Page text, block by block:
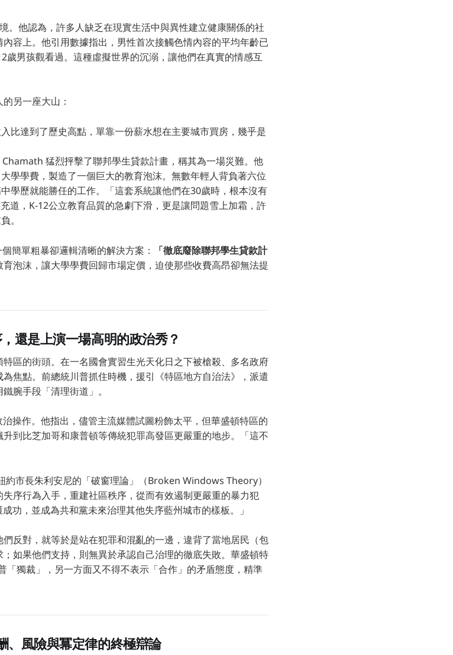
。他認為，許多人缺乏在現實生活中與異性建立健康關係的社
容上。他引用數據指出，男性首次接觸色情內容的平均年齡已
歲男孩觀看過。這種虛擬世界的沉溺，讓他們在真實的情感互
另一座大山：
比達到了歷史高點，單靠一份薪水想在主要城市買房，幾乎是
猛烈抨擊了聯邦學生貸款計畫，稱其為一場災難。他
學學費，製造了一個巨大的教育泡沫。無數年輕人背負著六位
學歷就能勝任的工作。「這套系統讓他們在30歲時，根本沒有
道，K-12公立教育品質的急劇下滑，更是讓問題雪上加霜，許
。
簡單粗暴卻邏輯清晰的解決方案：
「徹底廢除聯邦學生貸款計
泡沫，讓大學學費回歸市場定價，迫使那些收費高昂卻無法提
還是上演一場高明的政治秀？
區的街頭。在一名國會實習生光天化日之下被槍殺、多名政府
焦點。前總統川普抓住時機，援引《特區地方自治法》，派遣
腕手段「清理街道」。
操作。他指出，儘管主流媒體試圖粉飾太平，但華盛頓特區的
到比芝加哥和康普頓等傳統犯罪高發區更嚴重的地步。「這不
約市長朱利安尼的「破窗理論」（Broken Windows Theory）
序行為入手，重建社區秩序，從而有效遏制更嚴重的暴力犯
功，並成為共和黨未來治理其他失序藍州城市的樣板。」
反對，就等於是站在犯罪和混亂的一邊，違背了當地居民（包
如果他們支持，則無異於承認自己治理的徹底失敗。華盛頓特
獨裁」，另一方面又不得不表示「合作」的矛盾態度，精準
、風險與冪定律的終極辯論